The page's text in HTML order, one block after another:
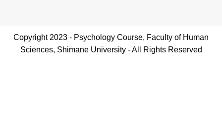
Copyright 2023 - Psychology Course, Faculty of Human
Sciences, Shimane University - All Rights Reserved